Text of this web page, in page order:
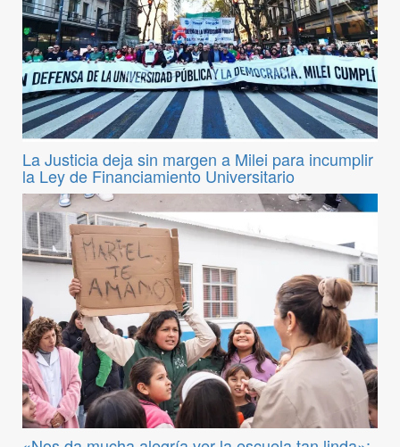
La Justicia deja sin margen a Milei para incumplir
la Ley de Financiamiento Universitario